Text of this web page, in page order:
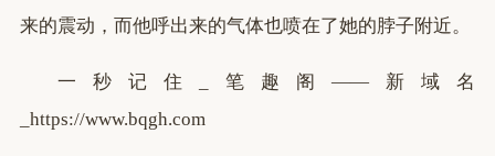
来的震动，而他呼出来的气体也喷在了她的脖子附近。
一秒记住_笔趣阁——新域名
_https://www.bqgh.com